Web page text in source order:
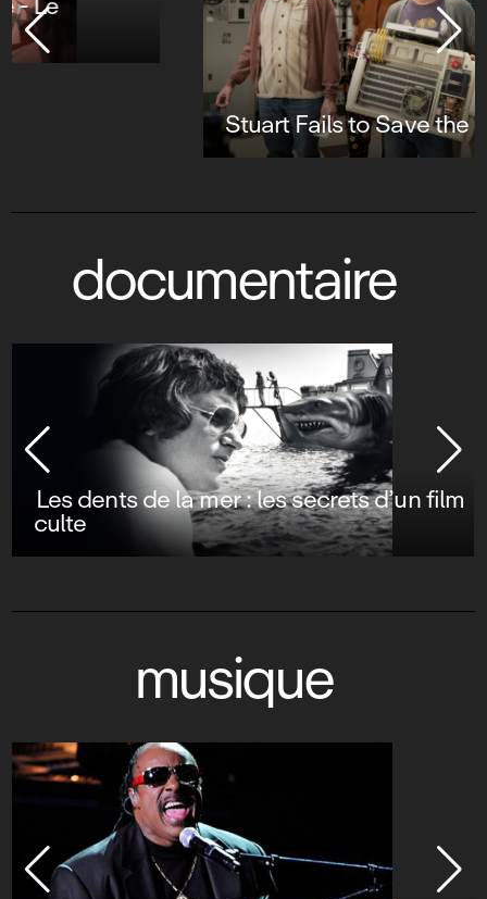
Stuart Fails to Save the Universe
documentaire
Les dents de la mer : les secrets d’un film
culte
musique